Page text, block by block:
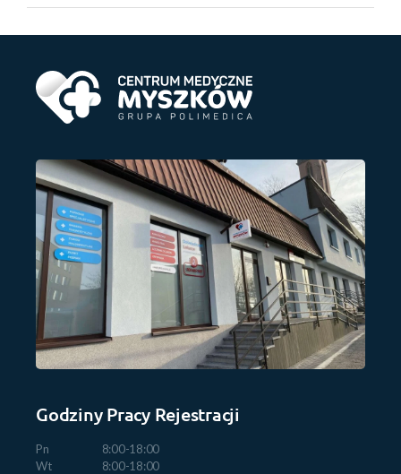
Godziny Pracy Rejestracji
Pn
Wt
8:00-18:00
8:00-18:00